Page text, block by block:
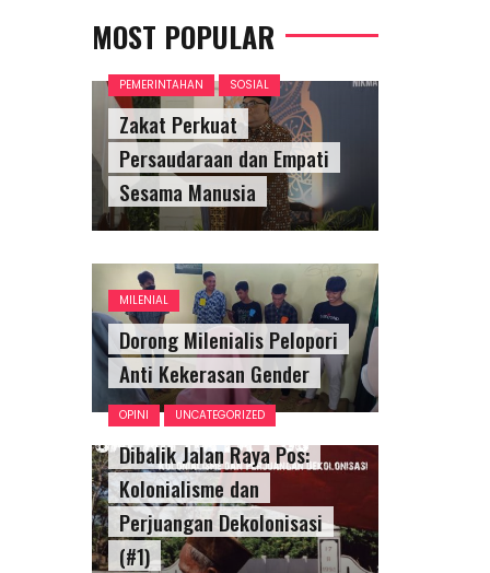
MOST POPULAR
PEMERINTAHAN SOSIAL
Zakat Perkuat
Persaudaraan dan Empati
Sesama Manusia
MILENIAL
Dorong Milenialis Pelopori
Anti Kekerasan Gender
OPINI UNCATEGORIZED
Dibalik Jalan Raya Pos:
Kolonialisme dan
Perjuangan Dekolonisasi
(#1)